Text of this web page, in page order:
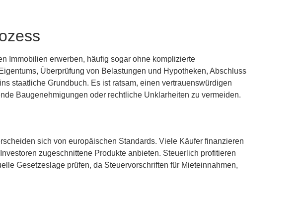
Immobilien erwerben, häufig sogar ohne komplizierte
Überprüfung von Belastungen und Hypotheken, Abschluss
staatliche Grundbuch. Es ist ratsam, einen vertrauenswürdigen
Baugenehmigungen oder rechtliche Unklarheiten zu vermeiden.
sich von europäischen Standards. Viele Käufer finanzieren
zugeschnittene Produkte anbieten. Steuerlich profitieren
Gesetzeslage prüfen, da Steuervorschriften für Mieteinnahmen,